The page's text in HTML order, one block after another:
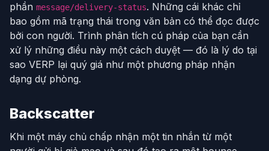
phần message/delivery-status. Những cái khác chỉ
bao gồm mã trạng thái trong văn bản có thể đọc được
bởi con người. Trình phân tích cú pháp của bạn cần
xử lý những điều này một cách duyệt — đó là lý do tại
sao VERP lại quý giá như một phương pháp nhận
dạng dự phòng.
Backscatter
Khi một máy chủ chấp nhận một tin nhắn từ một